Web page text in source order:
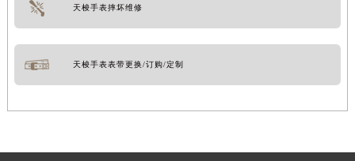
天梭手表摔坏维修
天梭手表表带更换/订购/定制